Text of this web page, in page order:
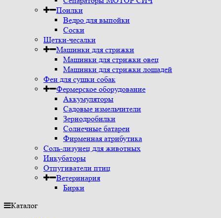
Поилки
Ведро для выпойки
Соски
Щетки-чесалки
Машинки для стрижки
Машинки для стрижки овец
Машинки для стрижки лошадей
Фен для сушки собак
Фермерское оборудование
Аккумуляторы
Садовые измельчители
Зернодробилки
Солнечные батареи
Фирменная атрибутика
Соль-лизунец для животных
Инкубаторы
Отпугиватели птиц
Ветеринария
Бирки
Каталог